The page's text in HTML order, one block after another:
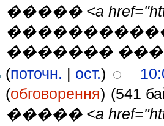
����� <a
������� ���
(поточн. | ост.)
(обговорення) (541
����� <a